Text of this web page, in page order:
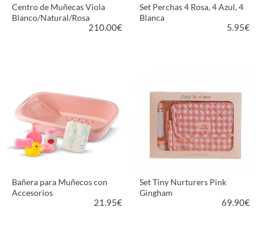
Centro de Muñecas Viola
Blanco/Natural/Rosa
210.00€
Set Perchas 4 Rosa, 4 Azul, 4
Blanca
5.95€
Bañera para Muñecos con
Accesorios
21.95€
Set Tiny Nurturers Pink
Gingham
69.90€